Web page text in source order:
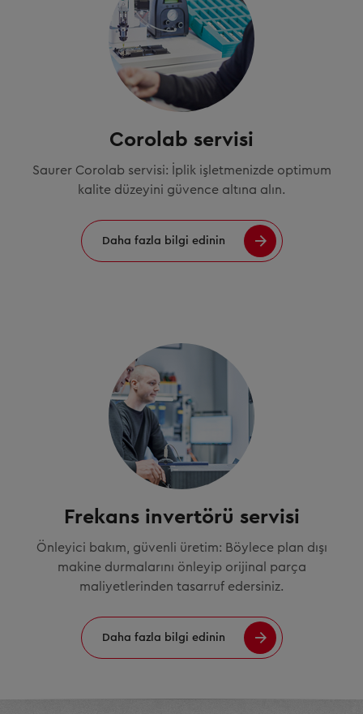
Corolab servisi
Saurer Corolab servisi: İplik işletmenizde optimum
kalite düzeyini güvence altına alın.
Daha fazla bilgi edinin
Frekans invertörü servisi
Önleyici bakım, güvenli üretim: Böylece plan dışı
makine durmalarını önleyip orijinal parça
maliyetlerinden tasarruf edersiniz.
Daha fazla bilgi edinin